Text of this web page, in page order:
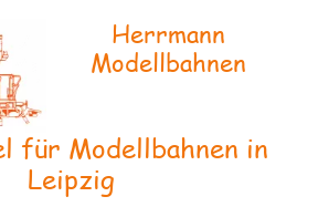
Herrmann
Modellbahnen
für Modellbahnen in
Leipzig